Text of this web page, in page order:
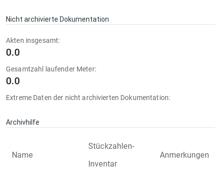
Nicht archivierte Dokumentation
Akten insgesamt:
0.0
Gesamtzahl laufender Meter:
0.0
Extreme Daten der nicht archivierten Dokumentation:
Archivhilfe
Name
Stückzahlen-
Inventar
Anmerkungen